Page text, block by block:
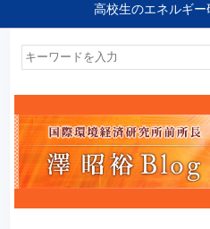
高校生のエネルギ